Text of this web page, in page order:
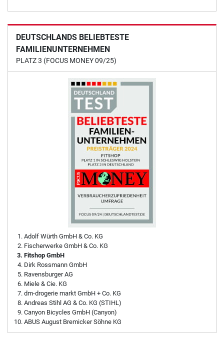
DEUTSCHLANDS BELIEBTESTE
FAMILIENUNTERNEHMEN
PLATZ 3 (FOCUS MONEY 09/25)
Adolf Würth GmbH & Co. KG
Fischerwerke GmbH & Co. KG
Fitshop GmbH
Dirk Rossmann GmbH
Ravensburger AG
Miele & Cie. KG
dm-drogerie markt GmbH + Co. KG
Andreas Stihl AG & Co. KG (STIHL)
Canyon Bicycles GmbH (Canyon)
ABUS August Bremicker Söhne KG